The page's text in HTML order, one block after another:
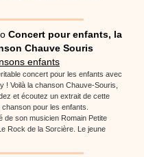
Concert pour enfants, la
Chauve Souris
enfants
concert pour les enfants avec
! Voilà la chanson Chauve-Souris,
et écoutez un extrait de cette
pour les enfants.
de son musicien Romain Petite
Rock de la Sorcière. Le jeune